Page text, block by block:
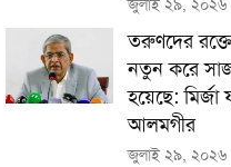
জুলাই ২৯, ২০২৬
তরুণদের
নতুন করে
হয়েছে:
আলমগীর
জুলাই ২৯, ২০২৬